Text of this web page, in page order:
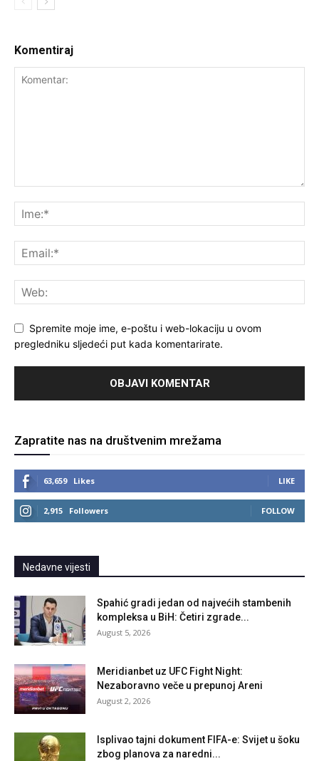
Komentiraj
Spremite moje ime, e-poštu i web-lokaciju u ovom
pregledniku sljedeći put kada komentarirate.
Zapratite nas na društvenim mrežama
63,659 Likes LIKE
2,915 Followers FOLLOW
Nedavne vijesti
Spahić gradi jedan od najvećih stambenih
kompleksa u BiH: Četiri zgrade...
August 5, 2026
Meridianbet uz UFC Fight Night:
Nezaboravno veče u prepunoj Areni
August 2, 2026
Isplivao tajni dokument FIFA-e: Svijet u šoku
zbog planova za naredni...